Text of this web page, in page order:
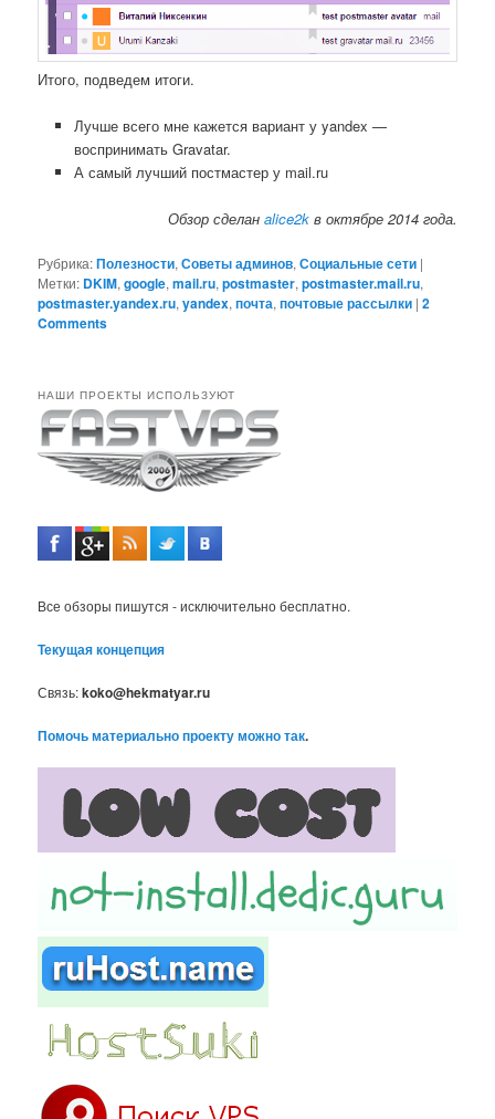
Итого, подведем итоги.
Лучше всего мне кажется вариант у yandex —
воспринимать Gravatar.
А самый лучший постмастер у mail.ru
Обзор сделан alice2kв октябре 2014 года.
Рубрика:Полезности,Советы админов,Социальные сети |
Метки: DKIM,google,mail.ru,postmaster,postmaster.mail.ru,
postmaster.yandex.ru,yandex,почта,почтовые рассылки |2
Comments
НАШИ ПРОЕКТЫ ИСПОЛЬЗУЮТ
Все обзоры пишутся - исключительно бесплатно.
Текущая концепция
Связь:koko@hekmatyar.ru
Помочь материально проекту можно так.